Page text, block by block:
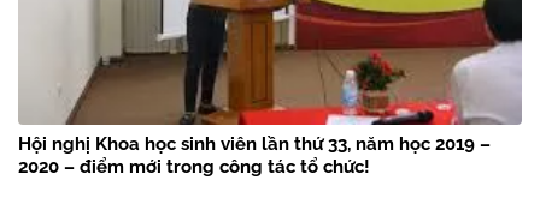
Hội nghị Khoa học sinh viên lần thứ 33, năm học 2019 –
2020 – điểm mới trong công tác tổ chức!